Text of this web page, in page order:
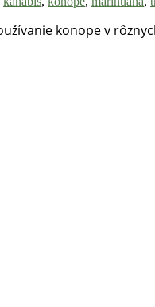
konope v